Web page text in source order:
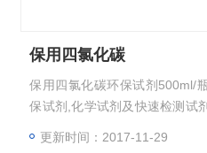
保用四氯化碳
保用四氯化碳环保试剂500ml/
保试剂,化学试剂及快速检测试
更新时间：2017-11-29